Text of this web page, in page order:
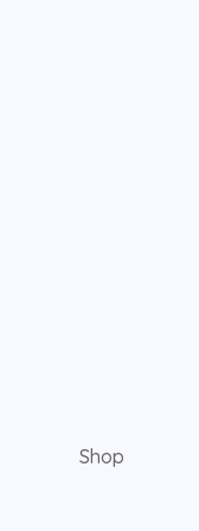
Shop